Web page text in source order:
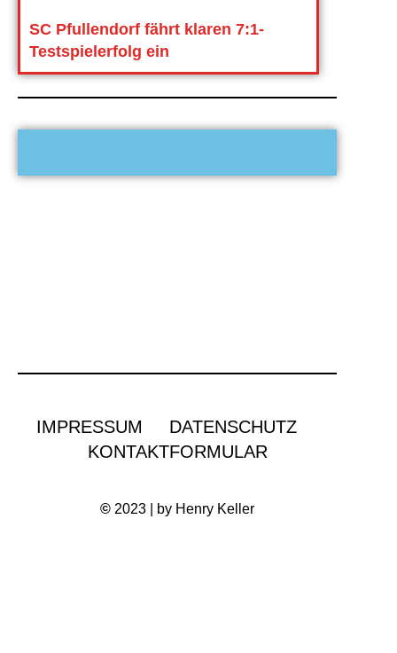
SC Pfullendorf fährt klaren 7:1-
Testspielerfolg ein
IMPRESSUM
DATENSCHUTZ
KONTAKTFORMULAR
© 2023 | by Henry Keller